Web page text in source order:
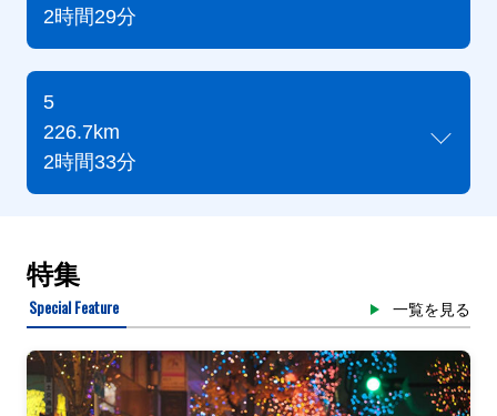
2時間29分
5
226.7km
2時間33分
特集
Special Feature 一覧を見る